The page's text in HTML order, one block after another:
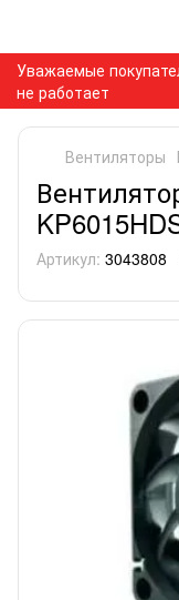
Уважаемые
не работает
Вентиляторы
Артикул: 3043808